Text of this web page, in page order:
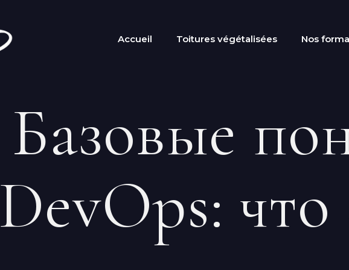
Accueil Toitures végétalisées Nos
Базовые
DevOps: